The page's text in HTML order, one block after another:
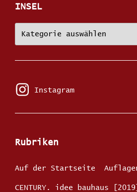
INSEL
Künstler:innen
INSEL
Instagram
Instagram
Rubriken
Auf der Startseite
CENTURY. idee bauhaus [2019]